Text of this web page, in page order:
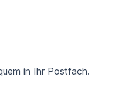
in Ihr Postfach.